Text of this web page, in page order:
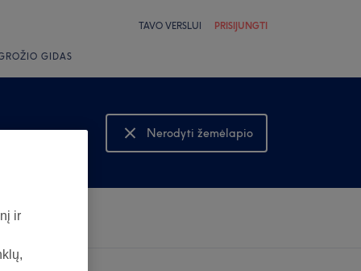
TAVO VERSLUI PRISIJUNGTI
GIDAS
Nerodyti žemėlapio
Rodyti žemėlapį
ir